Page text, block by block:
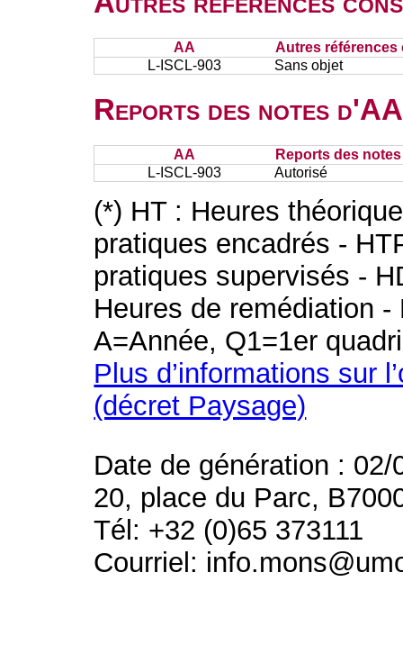
AA
Autres références
L-ISCL-903
Sans objet
Reports des notes
AA
Reports des
L-ISCL-903
Autorisé
(*) HT : Heures
pratiques encadrés -
pratiques supervisés -
Heures de remédiation
A=Année, Q1=1er
Plus d’informations sur
(décret Paysage)
Date de génération : 02/
20, place du Parc,
Tél: +32 (0)65 373111
Courriel: